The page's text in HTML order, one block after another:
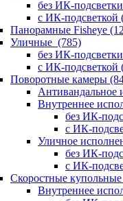
без ИК-подсветки
с ИК-подсветкой
Панорамные Fisheye
Уличные (785)
без ИК-подсветки
с ИК-подсветкой
Поворотные камеры
Антивандальное
Внутреннее
без ИК-
с ИК-
Уличное
без ИК-
с ИК-
Скоростные купольные
Внутреннее